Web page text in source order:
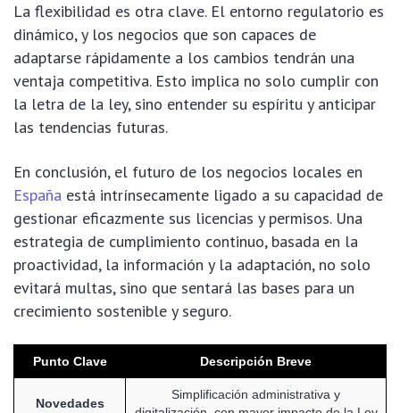
La flexibilidad es otra clave. El entorno regulatorio es
dinámico, y los negocios que son capaces de
adaptarse rápidamente a los cambios tendrán una
ventaja competitiva. Esto implica no solo cumplir con
la letra de la ley, sino entender su espíritu y anticipar
las tendencias futuras.
En conclusión, el futuro de los negocios locales en
España está intrínsecamente ligado a su capacidad de
gestionar eficazmente sus licencias y permisos. Una
estrategia de cumplimiento continuo, basada en la
proactividad, la información y la adaptación, no solo
evitará multas, sino que sentará las bases para un
crecimiento sostenible y seguro.
Punto Clave Descripción Breve
Novedades
Simplificación administrativa y